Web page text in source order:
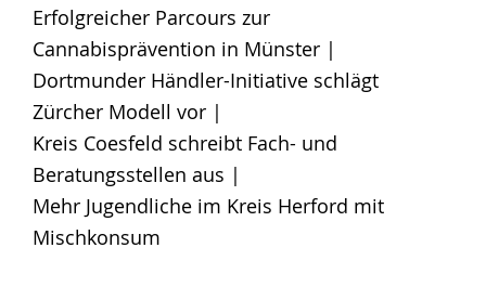
Erfolgreicher Parcours zur
Cannabisprävention in Münster |
Dortmunder Händler-Initiative schlägt
Zürcher Modell vor |
Kreis Coesfeld schreibt Fach- und
Beratungsstellen aus |
Mehr Jugendliche im Kreis Herford mit
Mischkonsum